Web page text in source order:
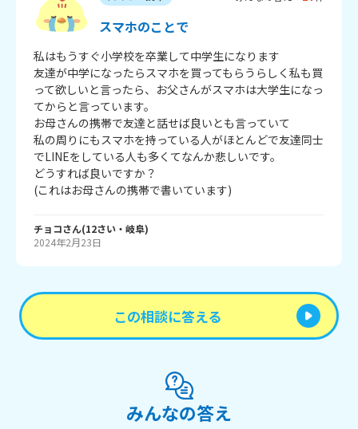
スマホのことで
私はもうすぐ小学校を卒業して中学生になります
友達が中学になったらスマホを買ってもらうらしく私も買
って欲しいと言ったら、お父さんがスマホは大学生になっ
てからと言っています。
お母さんの携帯で友達と話せば良いとも言っていて
私の周りにもスマホを持っている人がほとんどで友達同士
でLINEをしている人も多くてなんか悲しいです。
どうすれば良いですか？
チョコさん(12さい・ 岐阜)
2024年2月23日
この相談に答える
みんなの答え